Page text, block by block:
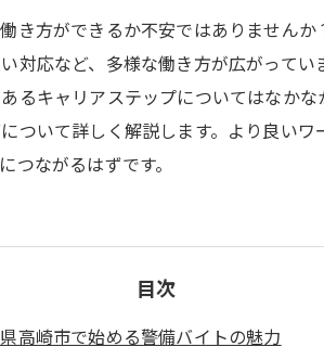
き方ができるか不安ではありません
対応など、多様な働き方が広がって
るキャリアステップについてはなか
ついて詳しく解説します。より良い
ながるはずです。
目次
高崎市で始める警備バイトの魅力